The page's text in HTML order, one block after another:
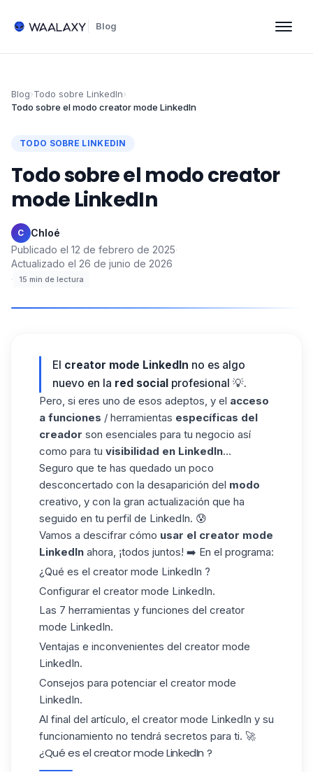
Blog
Blog›Todo sobre LinkedIn›
Todo sobre el modo creator mode LinkedIn
TODO SOBRE LINKEDIN
Todo sobre el modo creator
mode LinkedIn
C Chloé·
Publicado el 12 de febrero de 2025·
Actualizado el 26 de junio de 2026
·
15 min de lectura
El creator mode LinkedIn no es algo
nuevo en la red social profesional 💡.
Pero, si eres uno de esos adeptos, y el acceso
a funciones / herramientas específicas del
creador son esenciales para tu negocio así
como para tu visibilidad en LinkedIn...
Seguro que te has quedado un poco
desconcertado con la desaparición del modo
creativo, y con la gran actualización que ha
seguido en tu perfil de LinkedIn. 😰
Vamos a descifrar cómo usar el creator mode
LinkedIn ahora, ¡todos juntos! ➡️ En el programa:
¿Qué es el creator mode LinkedIn ?
Configurar el creator mode LinkedIn.
Las 7 herramientas y funciones del creator
mode LinkedIn.
Ventajas e inconvenientes del creator mode
LinkedIn.
Consejos para potenciar el creator mode
LinkedIn.
Al final del artículo, el creator mode LinkedIn y su
funcionamiento no tendrá secretos para ti. 🚀
¿Qué es el creator mode LinkedIn ?